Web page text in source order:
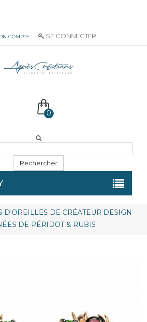
COMPTE SE CONNECTER
0
Rechercher
D'OREILLES DE CRÉATEUR DESIGN
DE PÉRIDOT & RUBIS